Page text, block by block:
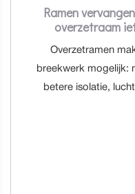
Ramen
overzetraam
Overzetramen
breekwerk mogelijk:
betere isolatie,